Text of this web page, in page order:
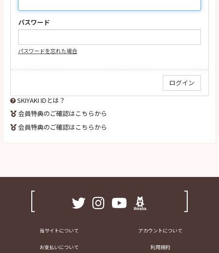
パスワード
パスワードを忘れた場合
SKIYAKI IDとは？
会員特典のご確認はこちらから
会員特典のご確認はこちらから
当サイトについて アカウントについて
お支払いについて 利用規約